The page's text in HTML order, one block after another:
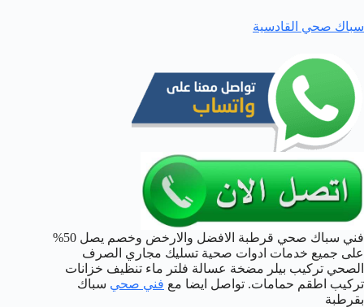
سباك صحي القادسية
فني سباك صحي قرطبة الافضل والارخض وخصم يصل 50%
على جميع خدمات ادوات صحية تسليك مجاري الصرف
الصحي تركيب بيلر مضخة عسالة فلتر ماء تنظيف خزانات
تركيب اطقم حمامات. تواصل ايضا مع فني صحي سباك
بقرطبة